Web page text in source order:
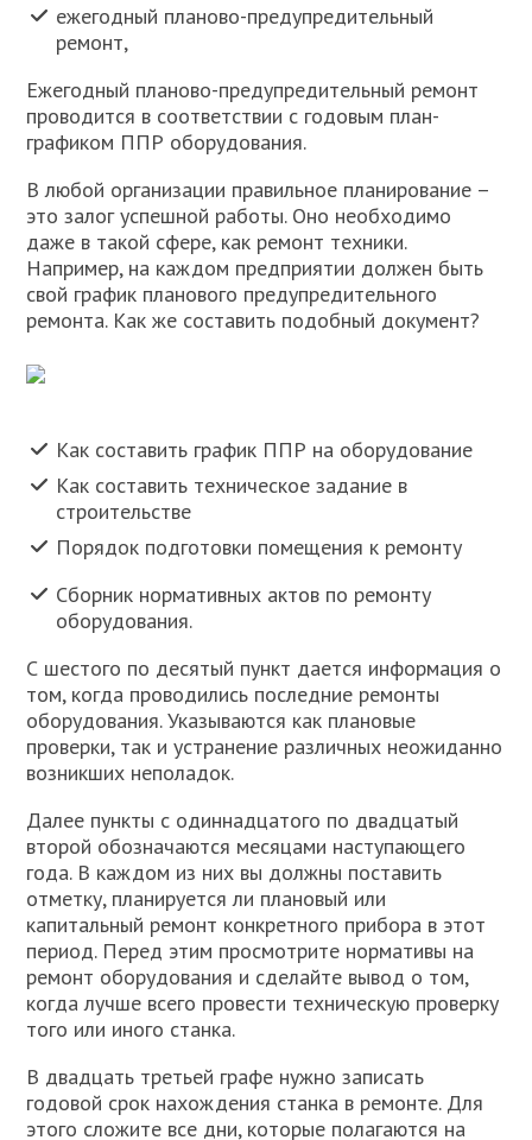
ежегодный планово-предупредительный
ремонт,
Ежегодный планово-предупредительный ремонт
проводится в соответствии с годовым план-
графиком ППР оборудования.
В любой организации правильное планирование –
это залог успешной работы. Оно необходимо
даже в такой сфере, как ремонт техники.
Например, на каждом предприятии должен быть
свой график планового предупредительного
ремонта. Как же составить подобный документ?
Как составить график ППР на оборудование
Как составить техническое задание в
строительстве
Порядок подготовки помещения к ремонту
Сборник нормативных актов по ремонту
оборудования.
С шестого по десятый пункт дается информация о
том, когда проводились последние ремонты
оборудования. Указываются как плановые
проверки, так и устранение различных неожиданно
возникших неполадок.
Далее пункты с одиннадцатого по двадцатый
второй обозначаются месяцами наступающего
года. В каждом из них вы должны поставить
отметку, планируется ли плановый или
капитальный ремонт конкретного прибора в этот
период. Перед этим просмотрите нормативы на
ремонт оборудования и сделайте вывод о том,
когда лучше всего провести техническую проверку
того или иного станка.
В двадцать третьей графе нужно записать
годовой срок нахождения станка в ремонте. Для
этого сложите все дни, которые полагаются на